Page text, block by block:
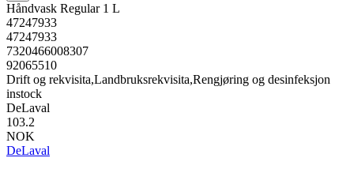
Håndvask Regular 1 L
47247933
47247933
7320466008307
92065510
Drift og rekvisita,Landbruksrekvisita,Rengjøring og desinfeksjon
instock
DeLaval
103.2
NOK
DeLaval